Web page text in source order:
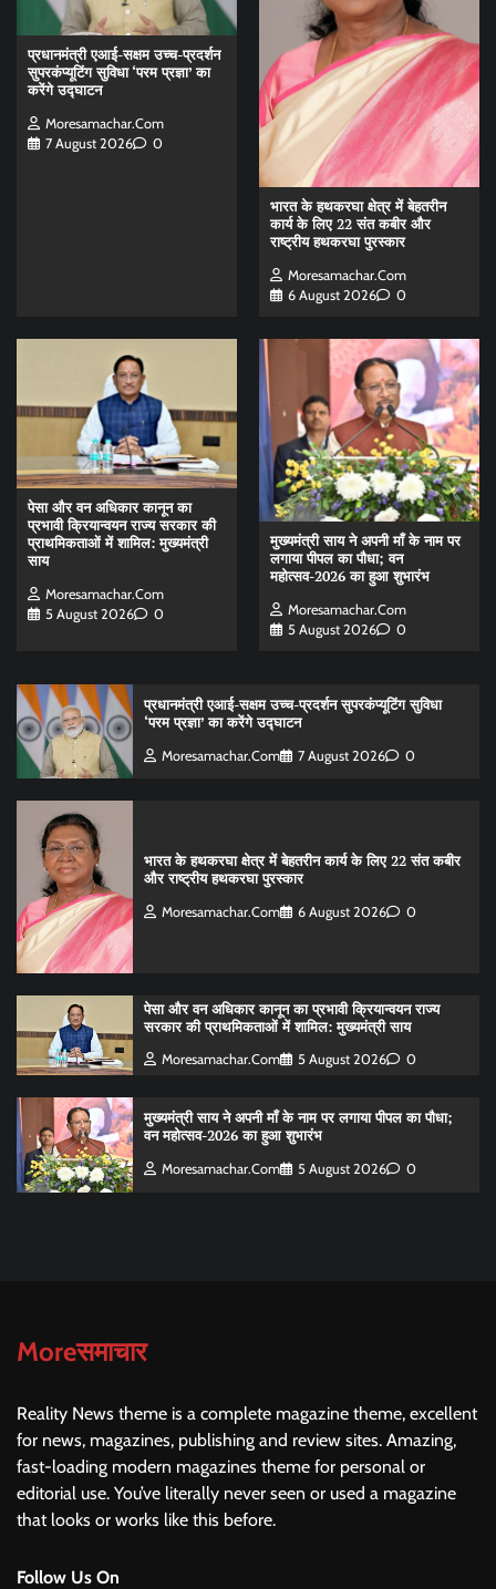
प्रधानमंत्री एआई-सक्षम उच्च-प्रदर्शन
सुपरकंप्यूटिंग सुविधा ‘परम प्रज्ञा’ का
करेंगे उद्घाटन
Moresamachar.com
7 August 2026
0
भारत के हथकरघा क्षेत्र में बेहतरीन
कार्य के लिए 22 संत कबीर और
राष्ट्रीय हथकरघा पुरस्कार
Moresamachar.com
6 August 2026
0
पेसा और वन अधिकार कानून का
प्रभावी क्रियान्वयन राज्य सरकार की
प्राथमिकताओं में शामिल: मुख्यमंत्री
साय
Moresamachar.com
5 August 2026
0
मुख्यमंत्री साय ने अपनी माँ के नाम पर
लगाया पीपल का पौधा; वन
महोत्सव-2026 का हुआ शुभारंभ
Moresamachar.com
5 August 2026
0
प्रधानमंत्री एआई-सक्षम उच्च-प्रदर्शन सुपरकंप्यूटिंग सुविधा
‘परम प्रज्ञा’ का करेंगे उद्घाटन
Moresamachar.com 7 August 2026 0
भारत के हथकरघा क्षेत्र में बेहतरीन कार्य के लिए 22 संत कबीर
और राष्ट्रीय हथकरघा पुरस्कार
Moresamachar.com 6 August 2026 0
पेसा और वन अधिकार कानून का प्रभावी क्रियान्वयन राज्य
सरकार की प्राथमिकताओं में शामिल: मुख्यमंत्री साय
Moresamachar.com 5 August 2026 0
मुख्यमंत्री साय ने अपनी माँ के नाम पर लगाया पीपल का पौधा;
वन महोत्सव-2026 का हुआ शुभारंभ
Moresamachar.com 5 August 2026 0
Moreसमाचार
Reality News theme is a complete magazine theme, excellent
for news, magazines, publishing and review sites. Amazing,
fast-loading modern magazines theme for personal or
editorial use. You’ve literally never seen or used a magazine
that looks or works like this before.
Follow Us On